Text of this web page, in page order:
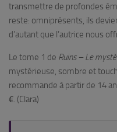
transmettre de profondes
reste: omniprésents, ils
d’autant que l’autrice nous
Le tome 1 de Ruins – Le
mystérieuse, sombre et
recommande à partir de 14
€. (Clara)